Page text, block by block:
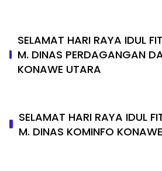
SELAMAT HARI RAYA IDUL
M. DINAS PERDAGANGAN
KONAWE UTARA
SELAMAT HARI RAYA IDUL
M. DINAS KOMINFO